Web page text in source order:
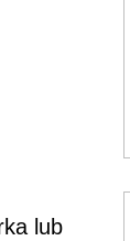
lub